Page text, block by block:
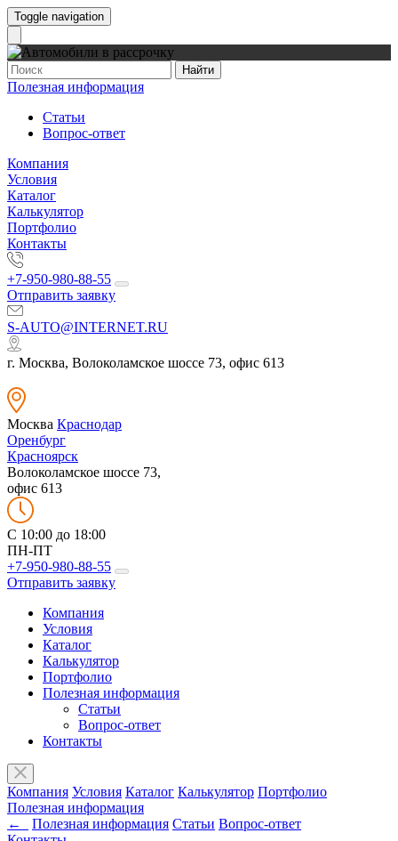
Toggle navigation
Найти
Полезная информация
Статьи
Вопрос-ответ
Компания
Условия
Каталог
Калькулятор
Портфолио
Контакты
+7-950-980-88-55
Отправить заявку
S-AUTO@INTERNET.RU
г. Москва, Волоколамское шоссе 73, офис 613
Москва Краснодар
Оренбург
Красноярск
Волоколамское шоссе 73,
офис 613
C 10:00 до 18:00
ПН-ПТ
+7-950-980-88-55
Отправить заявку
Компания
Условия
Каталог
Калькулятор
Портфолио
Полезная информация
Статьи
Вопрос-ответ
Контакты
Компания Условия Каталог Калькулятор Портфолио
Полезная информация
←
Полезная информация Статьи Вопрос-ответ